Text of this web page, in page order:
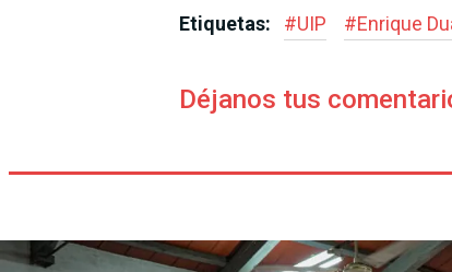
Etiquetas: #UIP #Enrique
Déjanos tus